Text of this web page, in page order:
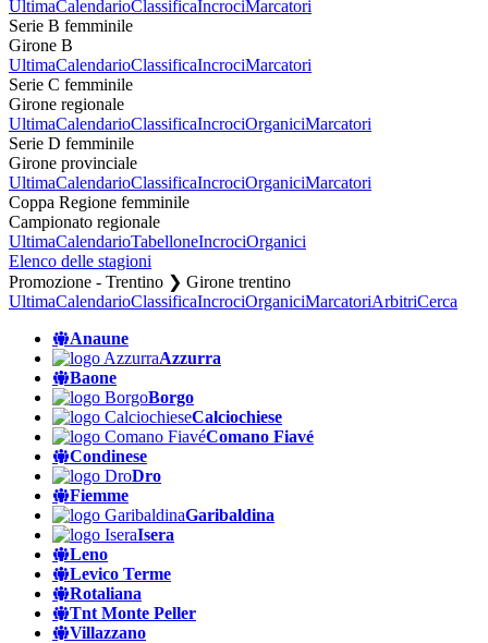
UltimaCalendarioClassificaIncrociMarcatori
Serie B femminile
Girone B
UltimaCalendarioClassificaIncrociMarcatori
Serie C femminile
Girone regionale
UltimaCalendarioClassificaIncrociOrganiciMarcatori
Serie D femminile
Girone provinciale
UltimaCalendarioClassificaIncrociOrganiciMarcatori
Coppa Regione femminile
Campionato regionale
UltimaCalendarioTabelloneIncrociOrganici
Elenco delle stagioni
Promozione - Trentino ❯ Girone trentino
UltimaCalendarioClassificaIncrociOrganiciMarcatoriArbitriCerca
Anaune
Azzurra
Baone
Borgo
Calciochiese
Comano Fiavé
Condinese
Dro
Fiemme
Garibaldina
Isera
Leno
Levico Terme
Rotaliana
Tnt Monte Peller
Villazzano